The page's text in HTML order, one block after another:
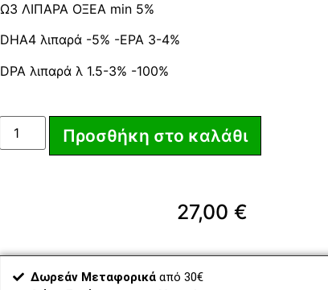
Ω3 ΛΙΠΑΡΑ ΟΞΕΑ min 5%
DHA4 λιπαρά -5% -EPA 3-4%
DPA λιπαρά λ 1.5-3% -100%
Προσθήκη στο καλάθι
27,00 €
Δωρεάν Μεταφορικάαπό 30€